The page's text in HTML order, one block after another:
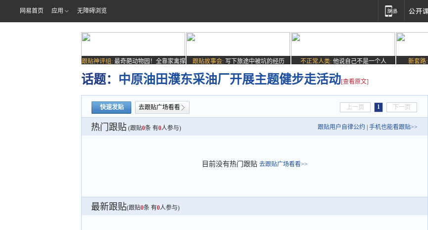
网易首页 应用 无障碍浏览
跟贴神评组: 最奇葩动物园！全靠家禽撑
场子
跟贴故事会: 写下旅途中被坑的经历 不正常人类: 他说自己不是一个人 新套路:
话题： 中原油田濮东采油厂开展主题健步走活动[查看原文]
快速发贴 去跟贴广场看看 上一页 1 下一页
热门跟贴 (跟贴0条 有0人参与) 跟贴用户自律公约 手机也能看跟贴>>
目前没有热门跟贴 去跟贴广场看看>>
最新跟贴(跟贴0条 有0人参与)